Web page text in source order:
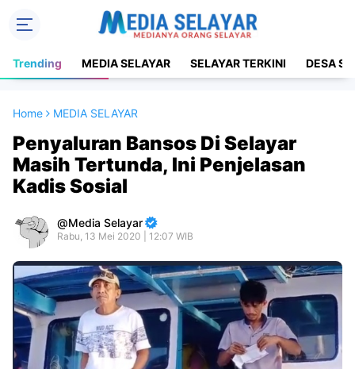
Trending MEDIA SELAYAR SELAYAR TERKINI DESA
Home MEDIA SELAYAR
Penyaluran Bansos Di Selayar
Masih Tertunda, Ini Penjelasan
Kadis Sosial
Media Selayar
Rabu, 13 Mei 2020 | 12:07 WIB